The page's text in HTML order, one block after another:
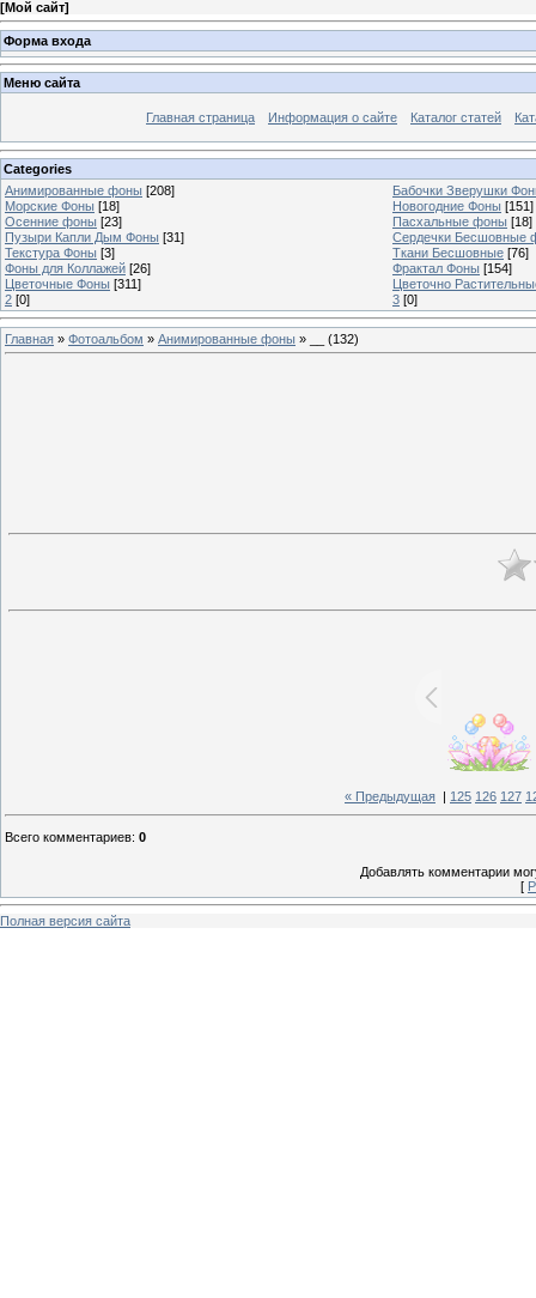
[Мой сайт]
Форма входа
Меню сайта
Главная страница Информация о сайте Каталог статей
Categories
Анимированные фоны [208]
Бабочки Зверушки
Морские Фоны [18] Новогодние Фоны [151]
Осенние фоны [23] Пасхальные фоны [18]
Пузыри Капли Дым Фоны [31]
Сердечки Бесшовные
Текстура Фоны [3] Ткани Бесшовные [76]
Фоны для Коллажей [26] Фрактал Фоны [154]
Цветочные Фоны [311]
Цветочно
2 [0] 3 [0]
Главная » Фотоальбом » Анимированные фоны » __ (132)
« Предыдущая 125 126 127
Всего комментариев: 0
Добавлять комментарии
[
Полная версия сайта